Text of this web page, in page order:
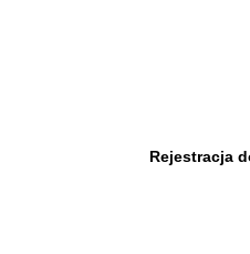
Rejestracja